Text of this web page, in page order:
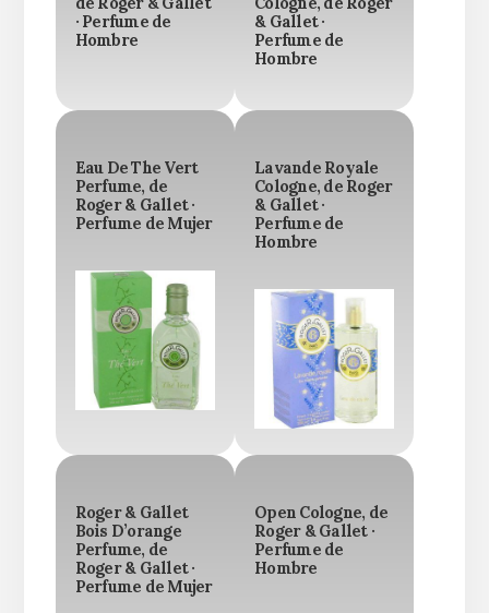
· Perfume de
Hombre
& Gallet ·
Perfume de
Hombre
Eau De The Vert
Perfume, de
Roger & Gallet ·
Perfume de Mujer
Lavande Royale
Cologne, de Roger
& Gallet ·
Perfume de
Hombre
Roger & Gallet
Bois D’orange
Perfume, de
Roger & Gallet ·
Perfume de Mujer
Open Cologne, de
Roger & Gallet ·
Perfume de
Hombre